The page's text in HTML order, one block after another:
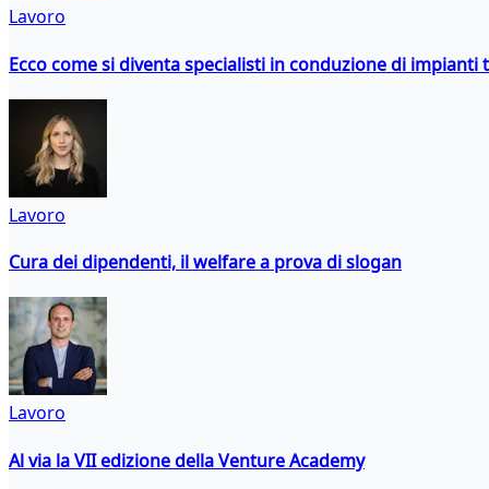
Lavoro
Ecco come si diventa specialisti in conduzione di impianti
Lavoro
Cura dei dipendenti, il welfare a prova di slogan
Lavoro
Al via la VII edizione della Venture Academy